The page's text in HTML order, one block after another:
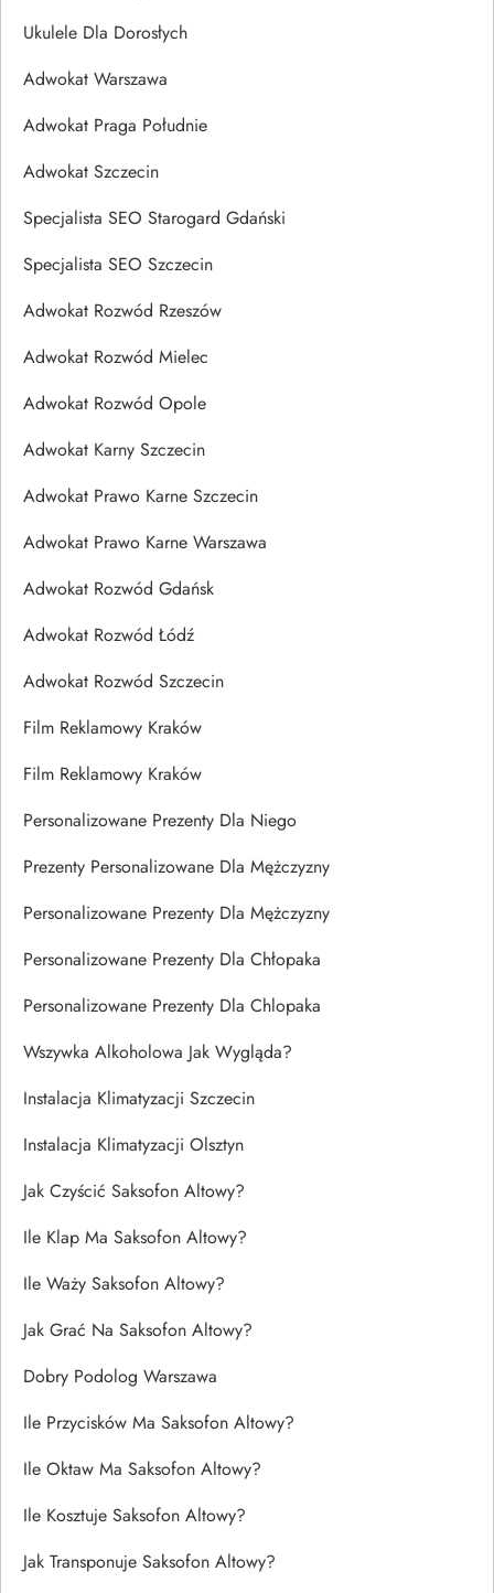
Ukulele Dla Dorosłych
Adwokat Warszawa
Adwokat Praga Południe
Adwokat Szczecin
Specjalista SEO Starogard Gdański
Specjalista SEO Szczecin
Adwokat Rozwód Rzeszów
Adwokat Rozwód Mielec
Adwokat Rozwód Opole
Adwokat Karny Szczecin
Adwokat Prawo Karne Szczecin
Adwokat Prawo Karne Warszawa
Adwokat Rozwód Gdańsk
Adwokat Rozwód Łódź
Adwokat Rozwód Szczecin
Film Reklamowy Kraków
Film Reklamowy Kraków
Personalizowane Prezenty Dla Niego
Prezenty Personalizowane Dla Mężczyzny
Personalizowane Prezenty Dla Mężczyzny
Personalizowane Prezenty Dla Chłopaka
Personalizowane Prezenty Dla Chlopaka
Wszywka Alkoholowa Jak Wygląda?
Instalacja Klimatyzacji Szczecin
Instalacja Klimatyzacji Olsztyn
Jak Czyścić Saksofon Altowy?
Ile Klap Ma Saksofon Altowy?
Ile Waży Saksofon Altowy?
Jak Grać Na Saksofon Altowy?
Dobry Podolog Warszawa
Ile Przycisków Ma Saksofon Altowy?
Ile Oktaw Ma Saksofon Altowy?
Ile Kosztuje Saksofon Altowy?
Jak Transponuje Saksofon Altowy?